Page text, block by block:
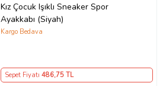
Kız Çocuk Işıklı Sneaker Spor
Ayakkabı (Siyah)
Kargo Bedava
Sepet Fiyatı 486,75 TL